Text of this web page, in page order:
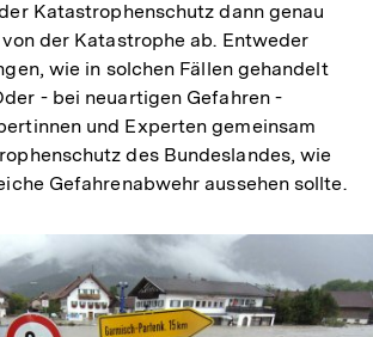
Katastrophenschutz dann genau
der Katastrophe ab. Entweder
wie in solchen Fällen gehandelt
- bei neuartigen Gefahren -
und Experten gemeinsam
des Bundeslandes, wie
Gefahrenabwehr aussehen sollte.